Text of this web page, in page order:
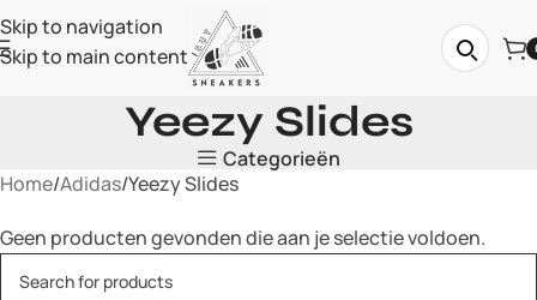
Skip to navigation
Skip to main content
Yeezy Slides
Categorieën
Home Adidas Yeezy Slides
Geen producten gevonden die aan je selectie voldoen.